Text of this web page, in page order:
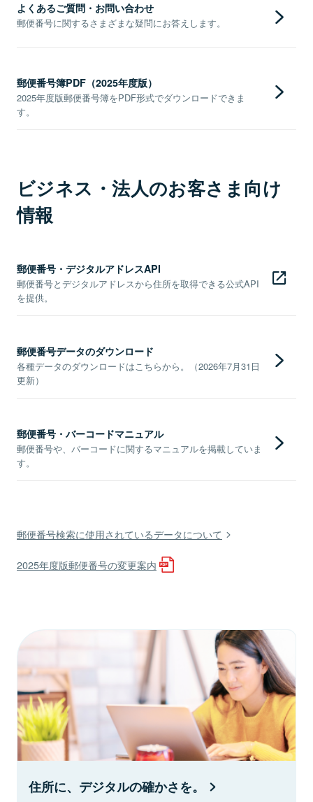
よくあるご質問・お問い合わせ
郵便番号に関するさまざまな疑問にお答えします。
郵便番号簿PDF（2025年度版）
2025年度版郵便番号簿をPDF形式でダウンロードできま
す。
ビジネス・法人のお客さま向け
情報
郵便番号・デジタルアドレスAPI
郵便番号とデジタルアドレスから住所を取得できる公式API
を提供。
郵便番号データのダウンロード
各種データのダウンロードはこちらから。（2026年7月31日
更新）
郵便番号・バーコードマニュアル
郵便番号や、バーコードに関するマニュアルを掲載していま
す。
郵便番号検索に使用されているデータについて
2025年度版郵便番号の変更案内
住所に、デジタルの確かさを。